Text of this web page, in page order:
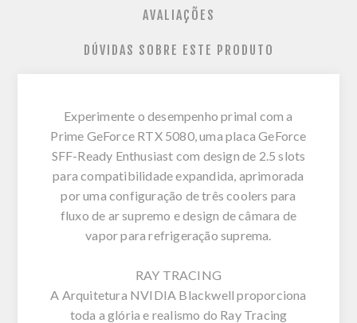
AVALIAÇÕES
DÚVIDAS SOBRE ESTE PRODUTO
Experimente o desempenho primal com a
Prime GeForce RTX 5080, uma placa GeForce
SFF-Ready Enthusiast com design de 2.5 slots
para compatibilidade expandida, aprimorada
por uma configuração de três coolers para
fluxo de ar supremo e design de câmara de
vapor para refrigeração suprema.
RAY TRACING
A Arquitetura NVIDIA Blackwell proporciona
toda a glória e realismo do Ray Tracing